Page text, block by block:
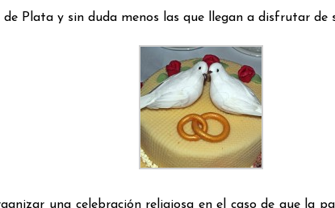
Plata y sin duda menos las que llegan a disfrutar de
una celebración religiosa en el caso de que la